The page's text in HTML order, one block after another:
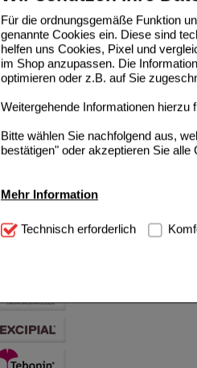
Für die ordnungsgemäße Funktion
genannte Cookies ein. Diese sind
helfen uns Cookies, Pixel und
im Shop anzupassen. Die
optimieren oder z.B. auf Sie
Weitergehende Informationen hierzu
Bitte wählen Sie nachfolgend aus,
bestätigen" oder akzeptieren Sie
Mehr Information
Technisch Notwendig: Hierbei
notwendig sind (z.B. Navigation,
Diese Cookies werden
beispielsweise für die
Statistik & Tracking:
sammeln, mit deren Hilfe wir unsere
Technisch erforderlich
Bayer
10g